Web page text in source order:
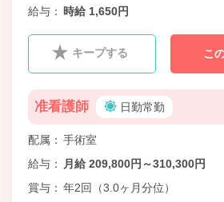
給与
時給 1,650円
キープする こ
准看護師 日勤常勤
配属
手術室
給与
月給 209,800円～310,300円
賞与
年2回（3.0ヶ月分位）